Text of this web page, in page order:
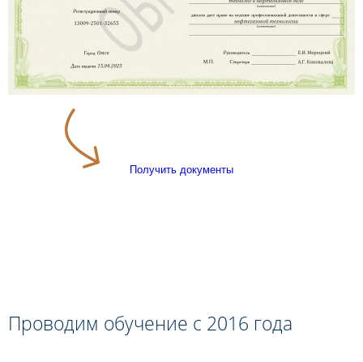
Получить документы
Проводим обучение с 2016 года